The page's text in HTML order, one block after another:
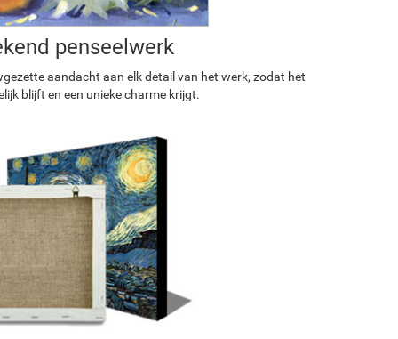
penseelwerk
aandacht aan elk detail van het werk, zodat het
blijft en een unieke charme krijgt.